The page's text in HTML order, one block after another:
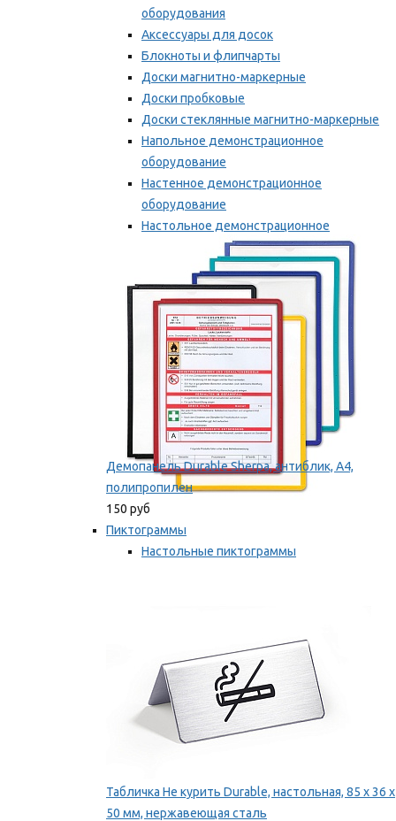
оборудования
Аксессуары для досок
Блокноты и флипчарты
Доски магнитно-маркерные
Доски пробковые
Доски стеклянные магнитно-маркерные
Напольное демонстрационное
оборудование
Настенное демонстрационное
оборудование
Настольное демонстрационное
оборудование
Мы рекомендуем
Демопанель Durable Sherpa, антиблик, А4,
полипропилен
150 руб
Пиктограммы
Настольные пиктограммы
Табличка Не курить Durable, настольная, 85 x 36 x
50 мм, нержавеющая сталь